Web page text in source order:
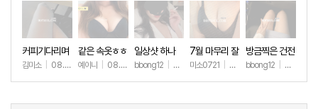
커피기다리며
(안야함)
김미소 08.08 +67
같은 속옷ㅎㅎ
예이니 08.04 +78
일상샷 하나
bbong12 07.31+90
7월 마무리 잘
하세요🫶
미소0721 07.31+266
방금찍은 건전
한 일상샷
bbong12 07.28